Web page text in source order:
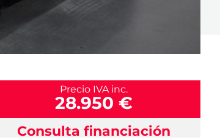
Precio IVA inc.
28.950 €
Consulta financiación